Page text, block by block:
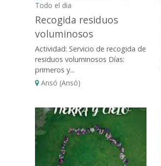
Todo el dia
Recogida residuos
voluminosos
Actividad: Servicio de recogida de
residuos voluminosos Días:
primeros y...
Ansó (Ansó)